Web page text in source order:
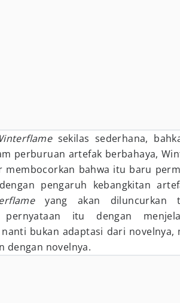
sekilas sederhana,
perburuan artefak berbahaya,
membocorkan bahwa itu baru
pengaruh kebangkitan
yang akan diluncurkan
pernyataan itu dengan
bukan adaptasi dari novelnya,
dengan novelnya.